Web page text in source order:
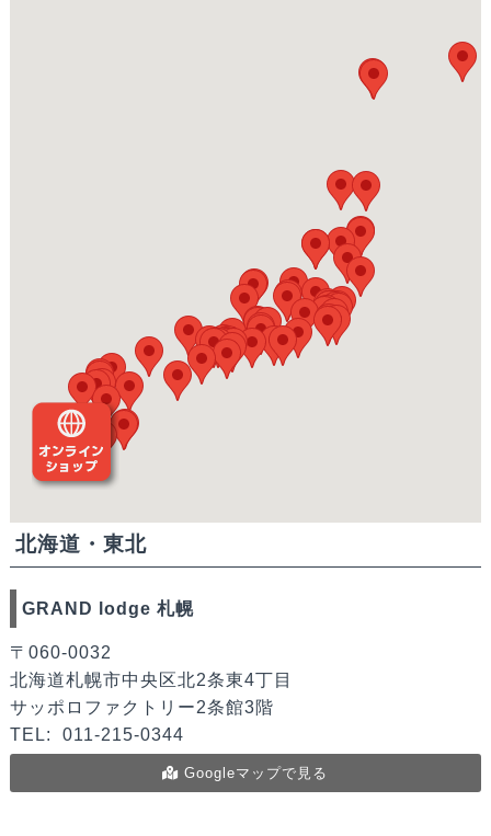
北海道・東北
GRAND lodge 札幌
〒060-0032
北海道札幌市中央区北2条東4丁目
サッポロファクトリー2条館3階
TEL:
011-215-0344
Googleマップで見る